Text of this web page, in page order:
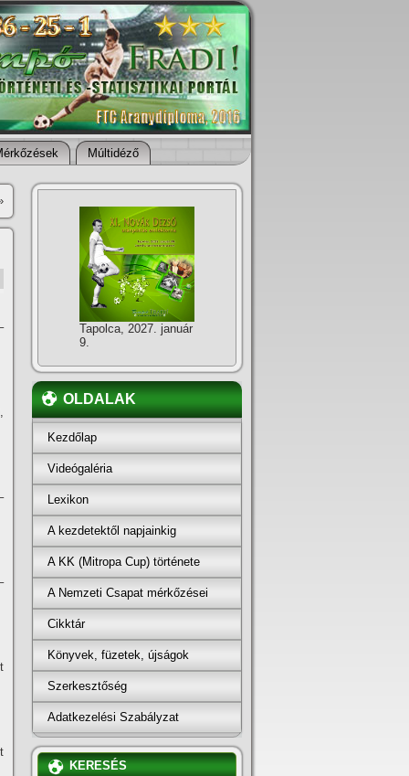
Múltidéző
Tapolca, 2027. január
9.
OLDALAK
Kezdőlap
Videógaléria
Lexikon
A kezdetektől napjainkig
A KK (Mitropa Cup) története
A Nemzeti Csapat mérkőzései
Cikktár
Könyvek, füzetek, újságok
Szerkesztőség
Adatkezelési Szabályzat
KERESÉS